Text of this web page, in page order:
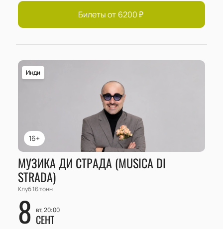
Билеты от 6200₽
16+
Инди
МУЗИКА ДИ СТРАДА (MUSICA DI
STRADA)
Клуб 16 тонн
8 вт, 20:00
СЕНТ